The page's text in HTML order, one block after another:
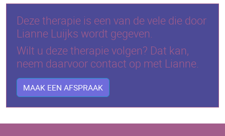
Deze therapie is een van de vele die door
Lianne Luijks wordt gegeven.
Wilt u deze therapie volgen? Dat kan,
neem daarvoor contact op met Lianne.
MAAK EEN AFSPRAAK